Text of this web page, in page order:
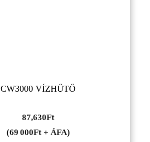
CW3000 VÍZHŰTŐ
87,630Ft
(69 000Ft + ÁFA)